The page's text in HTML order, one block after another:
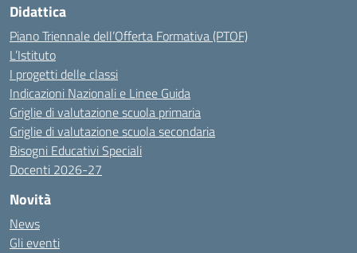
Didattica
Piano Triennale dell’Offerta Formativa (PTOF)
L’Istituto
I progetti delle classi
Indicazioni Nazionali e Linee Guida
Griglie di valutazione scuola primaria
Griglie di valutazione scuola secondaria
Bisogni Educativi Speciali
Docenti 2026-27
Novità
News
Gli eventi